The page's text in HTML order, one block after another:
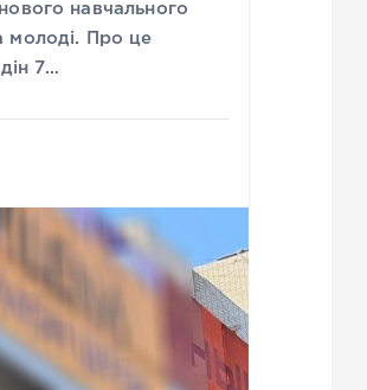
навчального
молоді. Про це
7…